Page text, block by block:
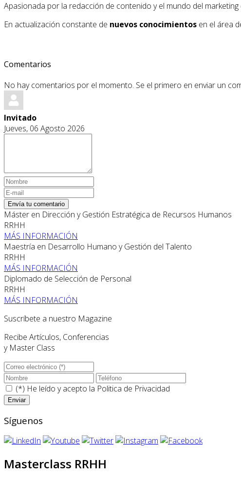
Apasionada por la redacción de contenido y el mundo del
En actualización constante de nuevos conocimientos en el área
Comentarios
No hay comentarios por el momento. Se el primero en enviar un
Invitado
Jueves, 06 Agosto 2026
Envía tu comentario
Máster en Dirección y Gestión Estratégica de Recursos Humanos
RRHH
MÁS INFORMACIÓN
Maestría en Desarrollo Humano y Gestión del Talento
RRHH
MÁS INFORMACIÓN
Diplomado de Selección de Personal
RRHH
MÁS INFORMACIÓN
Suscríbete a nuestro Magazine
Recibe Artículos, Conferencias
y Master Class
(*) He leído y acepto la Politica de Privacidad
Síguenos
Masterclass RRHH